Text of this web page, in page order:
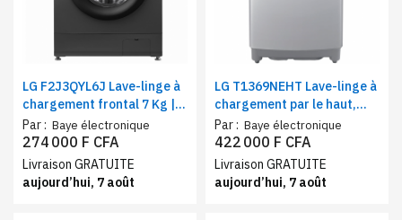
LG F2J3QYL6J Lave-linge à
chargement frontal 7 Kg |
Moteur Inverter Direct
Drive™
Par : Baye électronique
274 000 F CFA
Livraison GRATUITE
aujourd’hui, 7 août
LG T1369NEHT Lave-linge à
chargement par le haut,
Capacité 13 Kg, Smart
Inverter
Par : Baye électronique
422 000 F CFA
Livraison GRATUITE
aujourd’hui, 7 août